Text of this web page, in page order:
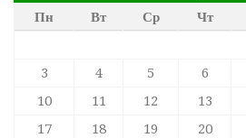
Пн
Вт Ср Чт
3
4 5 6
10
11 12 13
17
18 19 20